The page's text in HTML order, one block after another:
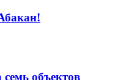
объектов